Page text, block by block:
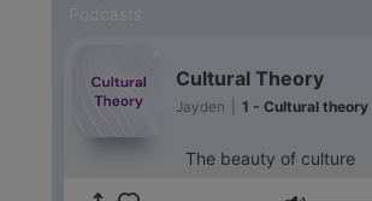
Cultural Theory
Jayden 1 - Cultural theory
The beauty of culture